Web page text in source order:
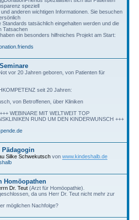
speziell
anderen wichtigen Informationen. Sie besuchen
Standards tatsächlich eingehalten werden und die
Tatsachen
ein besonders hilfreiches Projekt am Start:
vor 20 Jahren geboren, von Patienten für
seit 20 Jahren:
von Betroffenen, über Kliniken
WEBINARE MIT WELTWEIT TOP
RUND UM DEN KINDERWUNSCH +++
Pädagogin
Silke Schwekutsch von www.kindeshalb.de
Homöopathen
Dr. Teut (Arzt für Homöopathie).
da uns Herr Dr. Teut nicht mehr zur
möglichen Nachfolge?